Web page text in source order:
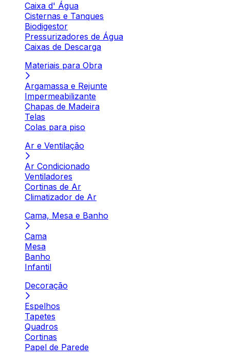
Caixa d' Água
Cisternas e Tanques
Biodigestor
Pressurizadores de Água
Caixas de Descarga
Materiais para Obra
Argamassa e Rejunte
Impermeabilizante
Chapas de Madeira
Telas
Colas para piso
Ar e Ventilação
Ar Condicionado
Ventiladores
Cortinas de Ar
Climatizador de Ar
Cama, Mesa e Banho
Cama
Mesa
Banho
Infantil
Decoração
Espelhos
Tapetes
Quadros
Cortinas
Papel de Parede